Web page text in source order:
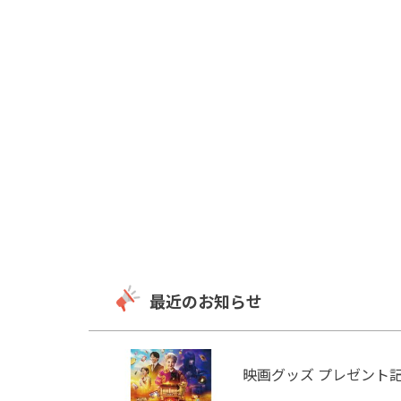
最近のお知らせ
映画グッズ プレゼント